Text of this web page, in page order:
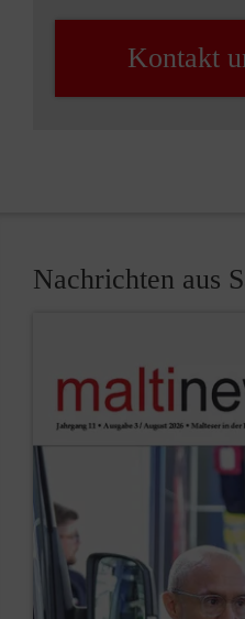
Kontakt
Nachrichten aus